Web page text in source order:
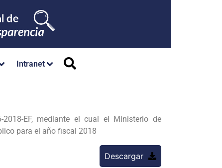
Intranet
2018-EF, mediante el cual el Ministerio de
para el año fiscal 2018
Descargar